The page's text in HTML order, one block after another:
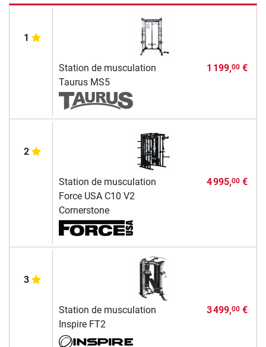
1
Station de musculation
Taurus MS5
1 199,00€
2
Station de musculation
Force USA C10 V2
Cornerstone
4 995,00€
3
Station de musculation
Inspire FT2
3 499,00€